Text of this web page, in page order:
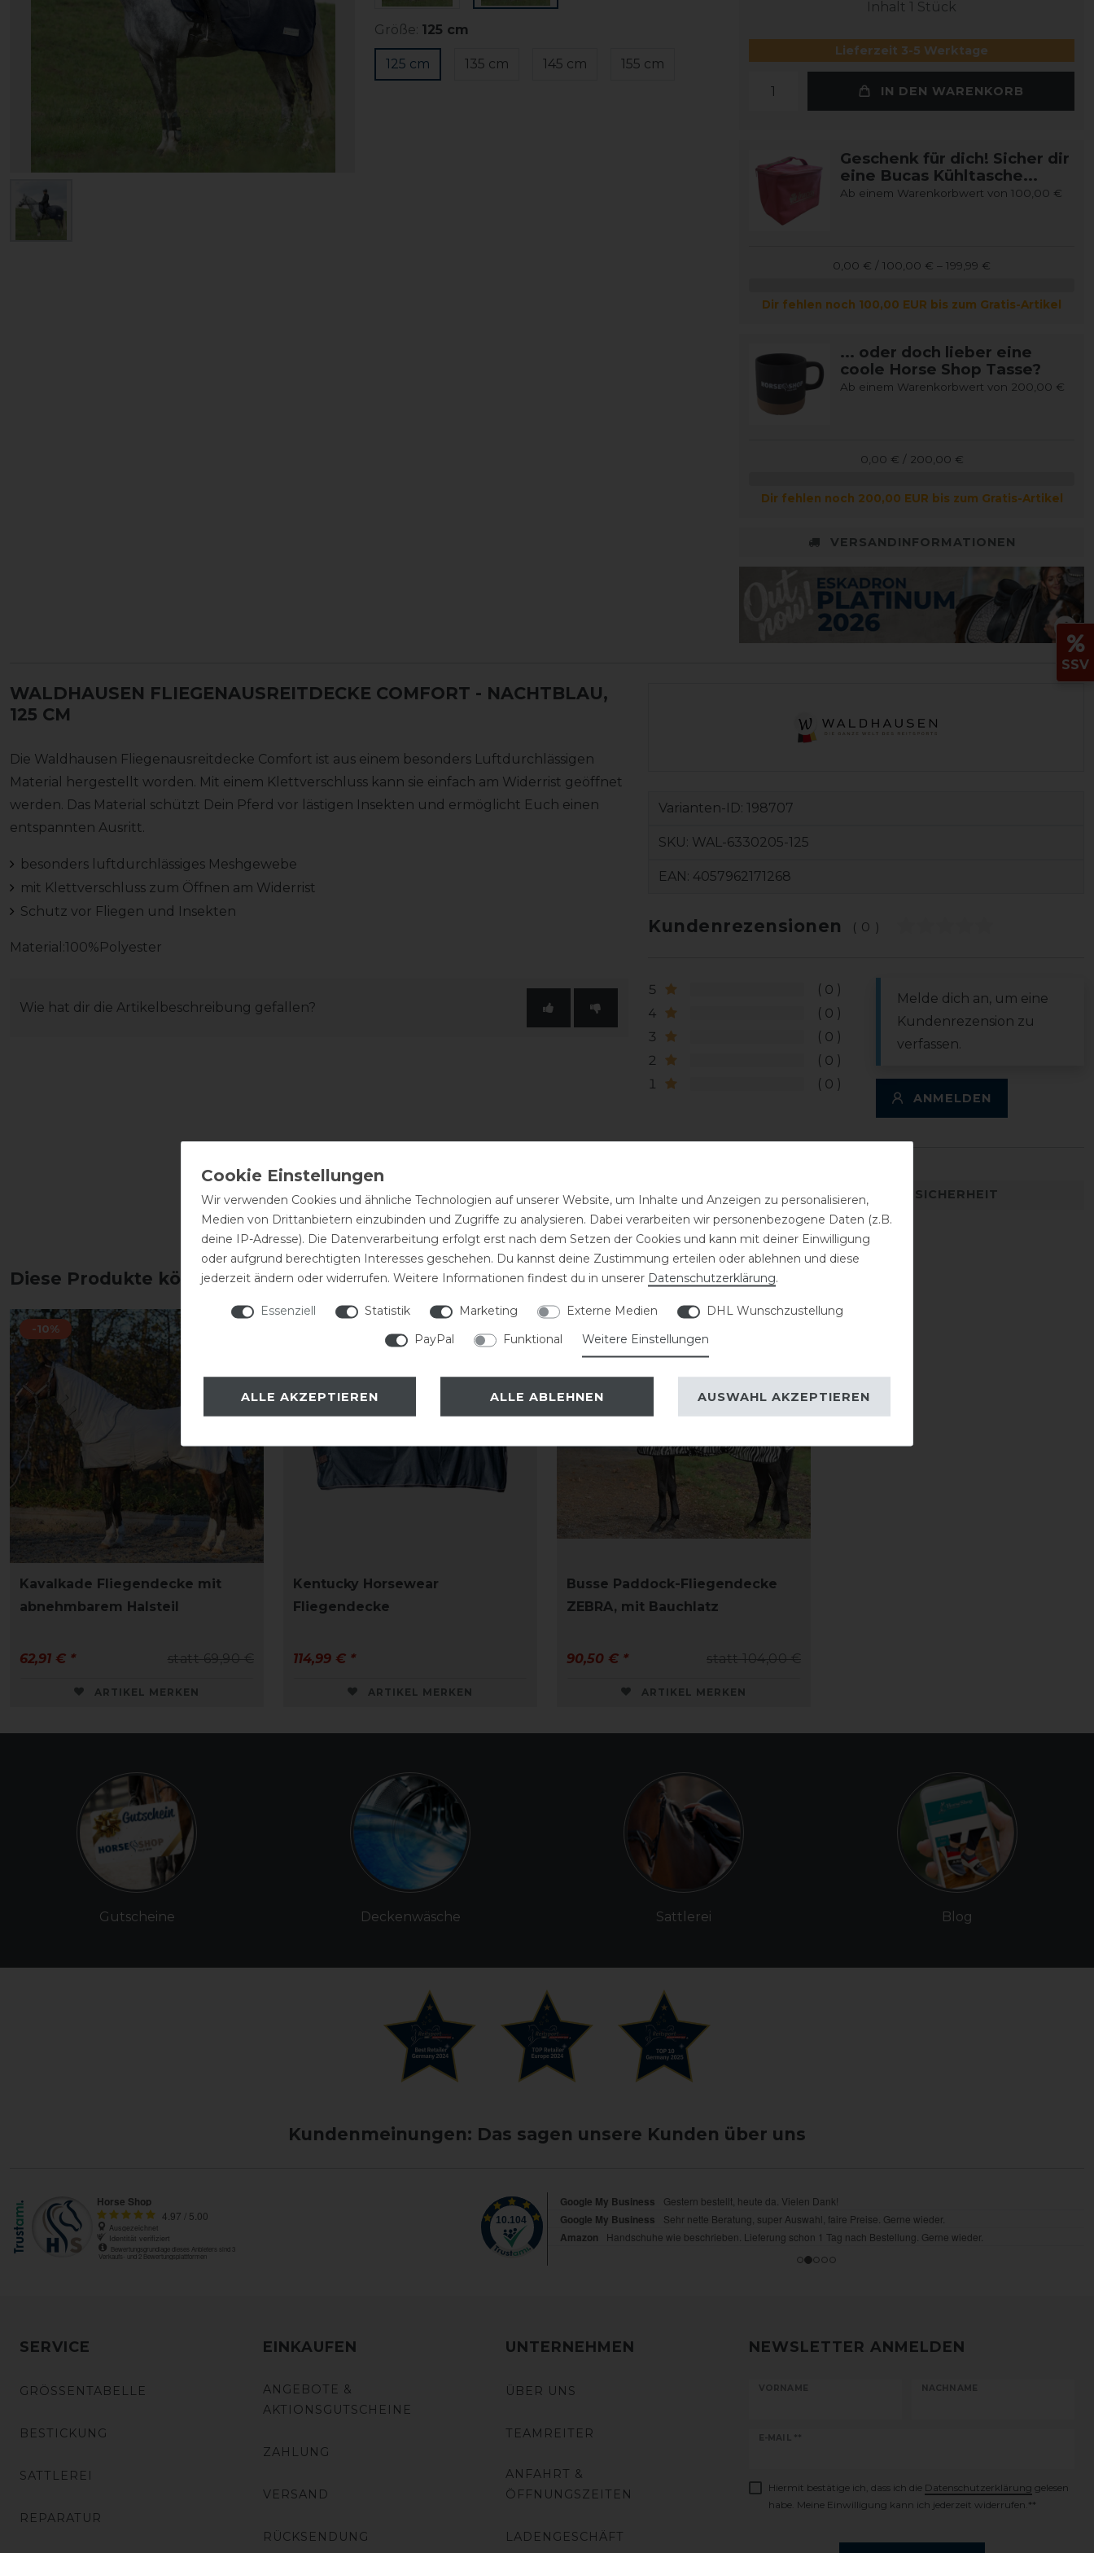
Größe: 125 cm
125 cm 135 cm 145 cm 155 cm
Inhalt 1 Stück
Lieferzeit 3-5 Werktage
IN DEN WARENKORB
Geschenk für dich! Sicher dir
eine Bucas Kühltasche...
Ab einem Warenkorbwert von 100,00 €
0,00 € / 100,00 € – 199,99 €
Dir fehlen noch 100,00 EUR bis zum Gratis-Artikel
... oder doch lieber eine
coole Horse Shop Tasse?
Ab einem Warenkorbwert von 200,00 €
0,00 € / 200,00 €
Dir fehlen noch 200,00 EUR bis zum Gratis-Artikel
VERSANDINFORMATIONEN
WALDHAUSEN FLIEGENAUSREITDECKE COMFORT - NACHTBLAU,
125 CM
Die Waldhausen Fliegenausreitdecke Comfort ist aus einem besonders Luftdurchlässigen
Material hergestellt worden. Mit einem Klettverschluss kann sie einfach am Widerrist geöffnet
werden. Das Material schützt Dein Pferd vor lästigen Insekten und ermöglicht Euch einen
entspannten Ausritt.
besonders luftdurchlässiges Meshgewebe
mit Klettverschluss zum Öffnen am Widerrist
Schutz vor Fliegen und Insekten
Material:100%Polyester
Wie hat dir die Artikelbeschreibung gefallen?
Varianten-ID: 198707
SKU: WAL-6330205-125
EAN: 4057962171268
Kundenrezensionen (0)
5
0
4
0
3
0
2
0
1
0
Melde dich an, um eine
Kundenrezension zu
verfassen.
ANMELDEN
DETAILS ZUR PRODUKTSICHERHEIT
Diese Produkte könnten dich auch interessieren
-10%
Kavalkade Fliegendecke mit
abnehmbarem Halsteil
statt 69,90 €
62,91 € *
ARTIKEL MERKEN
Kentucky Horsewear
Fliegendecke
114,99 € *
ARTIKEL MERKEN
Busse Paddock-Fliegendecke
ZEBRA, mit Bauchlatz
statt 104,00 €
90,50 € *
ARTIKEL MERKEN
Gutscheine Deckenwäsche Sattlerei Blog
Kundenmeinungen: Das sagen unsere Kunden über uns
SERVICE
GRÖSSENTABELLE
BESTICKUNG
SATTLEREI
REPARATUR
EINKAUFEN
ANGEBOTE &
AKTIONSGUTSCHEINE
ZAHLUNG
VERSAND
RÜCKSENDUNG
UNTERNEHMEN
ÜBER UNS
TEAMREITER
ANFAHRT &
ÖFFNUNGSZEITEN
LADENGESCHÄFT
NEWSLETTER ANMELDEN
VORNAME NACHNAME
E-MAIL **
Newsletter
Hiermit bestätige ich, dass ich die Daten­schutz­erklärung gelesen
habe. Meine Einwilligung kann ich jederzeit widerrufen.**
SSV
Wir verwenden Cookies und ähnliche Technologien auf unserer Website, um Inhalte und Anzeigen zu personalisieren,
Medien von Drittanbietern einzubinden und Zugriffe zu analysieren. Dabei verarbeiten wir personenbezogene Daten (z.B.
deine IP-Adresse). Die Datenverarbeitung erfolgt erst nach dem Setzen der Cookies und kann mit deiner Einwilligung
oder aufgrund berechtigten Interesses geschehen. Du kannst deine Zustimmung erteilen oder ablehnen und diese
jederzeit ändern oder widerrufen. Weitere Informationen findest du in unserer Daten­schutz­erklärung.
Essenziell Statistik Marketing Externe Medien
DHL Wunschzustellung
PayPal
Funktional Weitere Einstellungen
ALLE AKZEPTIEREN ALLE ABLEHNEN AUSWAHL AKZEPTIEREN